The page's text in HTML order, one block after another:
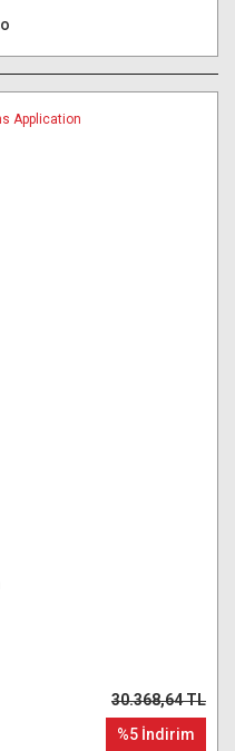
30.368,64 TL
%5 İndirim